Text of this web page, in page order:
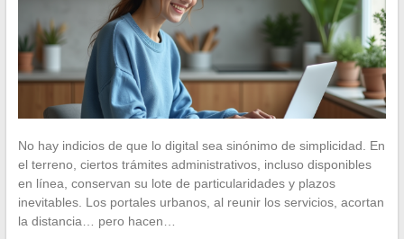
No hay indicios de que lo digital sea sinónimo de simplicidad. En
el terreno, ciertos trámites administrativos, incluso disponibles
en línea, conservan su lote de particularidades y plazos
inevitables. Los portales urbanos, al reunir los servicios, acortan
la distancia… pero hacen…